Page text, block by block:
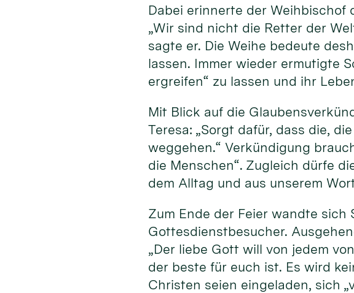
Dabei erinnerte der Weihbischof
„Wir sind nicht die Retter der
sagte er. Die Weihe bedeute
lassen. Immer wieder ermutigte
ergreifen“ zu lassen und ihr
Mit Blick auf die
Teresa: „Sorgt dafür, dass die,
weggehen.“ Verkündigung
die Menschen“. Zugleich dürfe
dem Alltag und aus unserem
Zum Ende der Feier wandte
Gottesdienstbesucher.
„Der liebe Gott will von jedem
der beste für euch ist. Es wird
Christen seien eingeladen, sich